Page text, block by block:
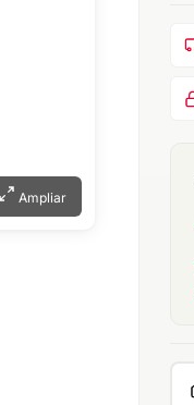
Ampliar